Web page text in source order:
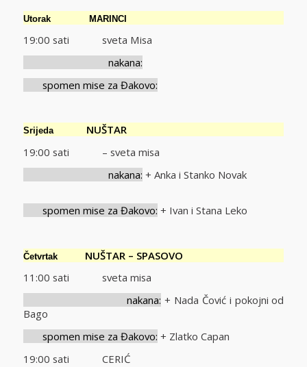
Utorak MARINCI
19:00 sati sveta Misa
nakana:
spomen mise za Đakovo:
Srijeda
NUŠTAR
19:00 sati – sveta misa
nakana: + Anka i Stanko Novak
spomen mise za Đakovo: + Ivan i Stana Leko
Četvrtak NUŠTAR – SPASOVO
11:00 sati sveta misa
nakana: + Nada Čović i pokojni od
Bago
spomen mise za Đakovo: + Zlatko Capan
19:00 sati CERIĆ